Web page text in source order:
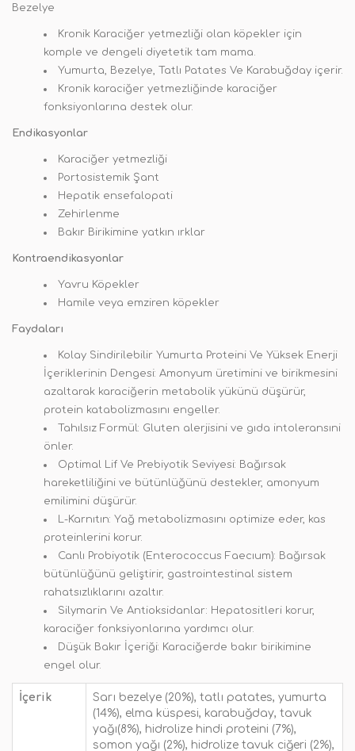
Bezelye
Kronik Karaciğer yetmezliği olan köpekler için
komple ve dengeli diyetetik tam mama.
Yumurta, Bezelye, Tatlı Patates Ve Karabuğday içerir.
Kronik karaciğer yetmezliğinde karaciğer
fonksiyonlarına destek olur.
Endikasyonlar
Karaciğer yetmezliği
Portosistemik Şant
Hepatik ensefalopati
Zehirlenme
Bakır Birikimine yatkın ırklar
Kontraendikasyonlar
Yavru Köpekler
Hamile veya emziren köpekler
Faydaları
Kolay Sindirilebilir Yumurta Proteini Ve Yüksek Enerji
İçeriklerinin Dengesi: Amonyum üretimini ve birikmesini
azaltarak karaciğerin metabolik yükünü düşürür,
protein katabolizmasını engeller.
Tahılsız Formül: Gluten alerjisini ve gıda intoleransıni
önler.
Optimal Lif Ve Prebiyotik Seviyesi: Bağırsak
hareketliliğini ve bütünlüğünü destekler, amonyum
emilimini düşürür.
L-Karnıtın: Yağ metabolizmasını optimize eder, kas
proteinlerini korur.
Canlı Probiyotik (Enterococcus Faecıum): Bağırsak
bütünlüğünü geliştirir, gastrointestinal sistem
rahatsızlıklarını azaltır.
Silymarin Ve Antioksidanlar: Hepatositleri korur,
karaciğer fonksiyonlarına yardımcı olur.
Düşük Bakır İçeriği: Karaciğerde bakır birikimine
engel olur.
İçerik
Sarı bezelye (20%), tatlı patates, yumurta
(14%), elma küspesi, karabuğday, tavuk
yağı(8%), hidrolize hindi proteini (7%),
somon yağı (2%), hidrolize tavuk ciğeri (2%),